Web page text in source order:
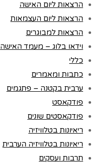
הרצאות ליום האישה
הרצאות ליום העצמאות
הרצאות למבוגרים
וידאו בלוג – מעמד האישה
כללי
כתבות ומאמרים
ערבית בקטנה – פתגמים
פודקאסט
פודקאסטים שונים
ריאיונות בטלוויזיה
ריאיונות בטלוויזיה הערבית
תרבות ועסקים